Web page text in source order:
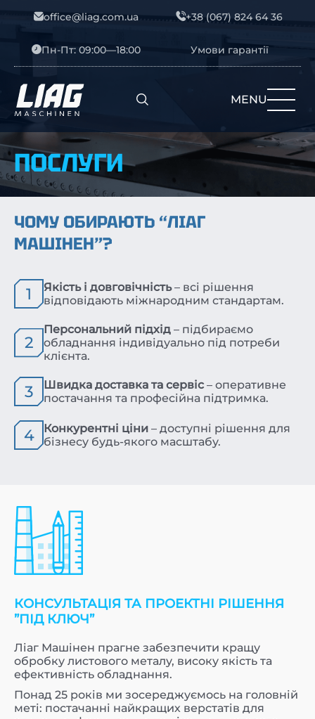
office@liag.com.ua +38 (067) 824 64 36
Пн-Пт: 09:00—18:00 Умови гарантії
Main Navigation MENU
ПОСЛУГИ
ЧОМУ ОБИРАЮТЬ “ЛІАГ
МАШІНЕН”?
1 Якість і довговічність– всі рішення
відповідають міжнародним стандартам.
2
Персональний підхід – підбираємо
обладнання індивідуально під потреби
клієнта.
3 Швидка доставка та сервіс – оперативне
постачання та професійна підтримка.
4 Конкурентні ціни – доступні рішення для
бізнесу будь-якого масштабу.
КОНСУЛЬТАЦІЯ ТА ПРОЕКТНІ РІШЕННЯ
”ПІД КЛЮЧ”
Ліаг Машінен прагне забезпечити кращу
обробку листового металу, високу якість та
ефективність обладнання.
Понад 25 років ми зосереджуємось на головній
меті: постачанні найкращих верстатів для